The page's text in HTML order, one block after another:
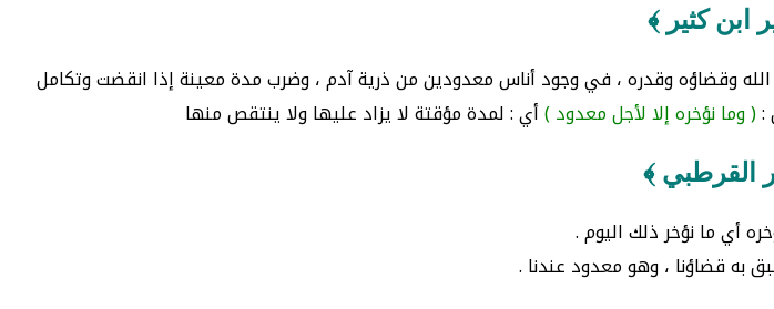
ابن كثير ﴾
الله وقضاؤه وقدره ، في وجود أناس معدودين من ذرية آدم ، وضرب مدة معينة إذا انقضت وتكامل
:( وما نؤخره إلا لأجل معدود )أي : لمدة مؤقتة لا يزاد عليها ولا ينتقص منها
القرطبي ﴾
أي ما نؤخر ذلك اليوم .
به قضاؤنا ، وهو معدود عندنا .